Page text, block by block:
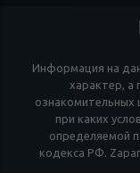
Информация на
характер, а
ознакомительных
при каких
определяемой
кодекса РФ.